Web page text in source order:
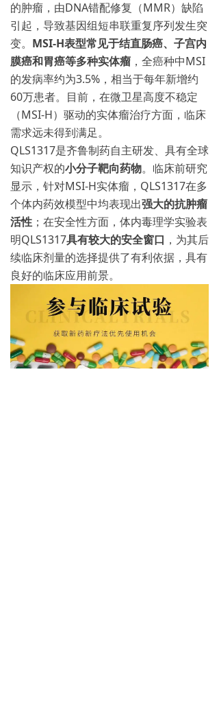
的肿瘤，由DNA错配修复（MMR）缺陷
引起，导致基因组短串联重复序列发生突
变。 MSI-H表型常见于结直肠癌、子宫内
膜癌和胃癌等多种实体瘤 ，全癌种中MSI
的发病率约为3.5%，相当于每年新增约
60万患者。目前，在微卫星高度不稳定
（MSI-H）驱动的实体瘤治疗方面，临床
需求远未得到满足。
QLS1317是齐鲁制药自主研发、具有全球
知识产权的小分子靶向药物。临床前研究
显示，针对MSI-H实体瘤，QLS1317在多
个体内药效模型中均表现出强大的抗肿瘤
活性 ；在安全性方面，体内毒理学实验表
明QLS1317具有较大的安全窗口 ，为其后
续临床剂量的选择提供了有利依据，具有
良好的临床应用前景。